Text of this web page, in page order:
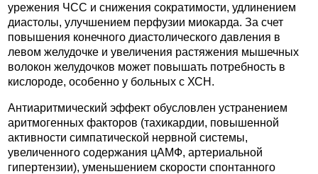
урежения ЧСС и снижения сократимости, удлинением
диастолы, улучшением перфузии миокарда. За счет
повышения конечного диастолического давления в
левом желудочке и увеличения растяжения мышечных
волокон желудочков может повышать потребность в
кислороде, особенно у больных с ХСН.
Антиаритмический эффект обусловлен устранением
аритмогенных факторов (тахикардии, повышенной
активности симпатической нервной системы,
увеличенного содержания цАМФ, артериальной
гипертензии), уменьшением скорости спонтанного